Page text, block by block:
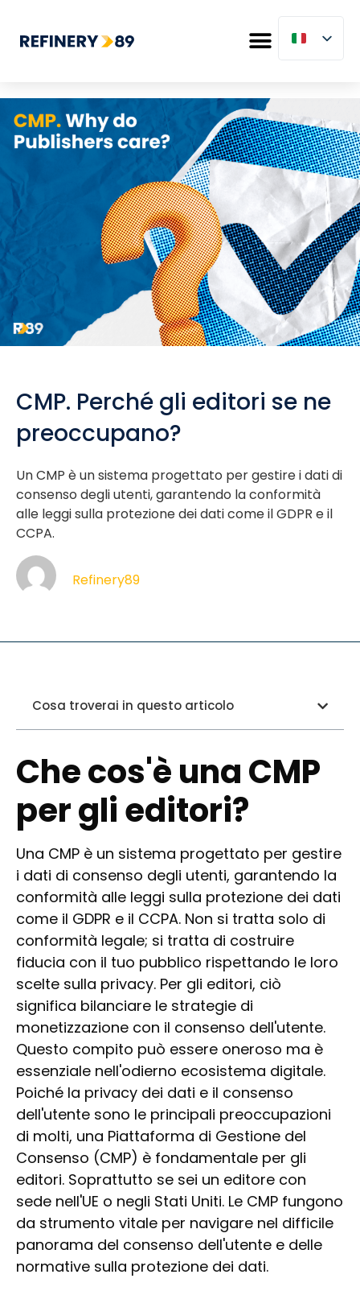
CMP. Perché gli editori se ne
preoccupano?
Un CMP è un sistema progettato per gestire i dati di
consenso degli utenti, garantendo la conformità
alle leggi sulla protezione dei dati come il GDPR e il
CCPA.
Refinery89
Cosa troverai in questo articolo
Che cos'è una CMP
per gli editori?
Una CMP è un sistema progettato per gestire
i dati di consenso degli utenti, garantendo la
conformità alle leggi sulla protezione dei dati
come il GDPR e il CCPA. Non si tratta solo di
conformità legale; si tratta di costruire
fiducia con il tuo pubblico rispettando le loro
scelte sulla privacy. Per gli editori, ciò
significa bilanciare le strategie di
monetizzazione con il consenso dell'utente.
Questo compito può essere oneroso ma è
essenziale nell'odierno ecosistema digitale.
Poiché la privacy dei dati e il consenso
dell'utente sono le principali preoccupazioni
di molti, una Piattaforma di Gestione del
Consenso (CMP) è fondamentale per gli
editori. Soprattutto se sei un editore con
sede nell'UE o negli Stati Uniti. Le CMP fungono
da strumento vitale per navigare nel difficile
panorama del consenso dell'utente e delle
normative sulla protezione dei dati.